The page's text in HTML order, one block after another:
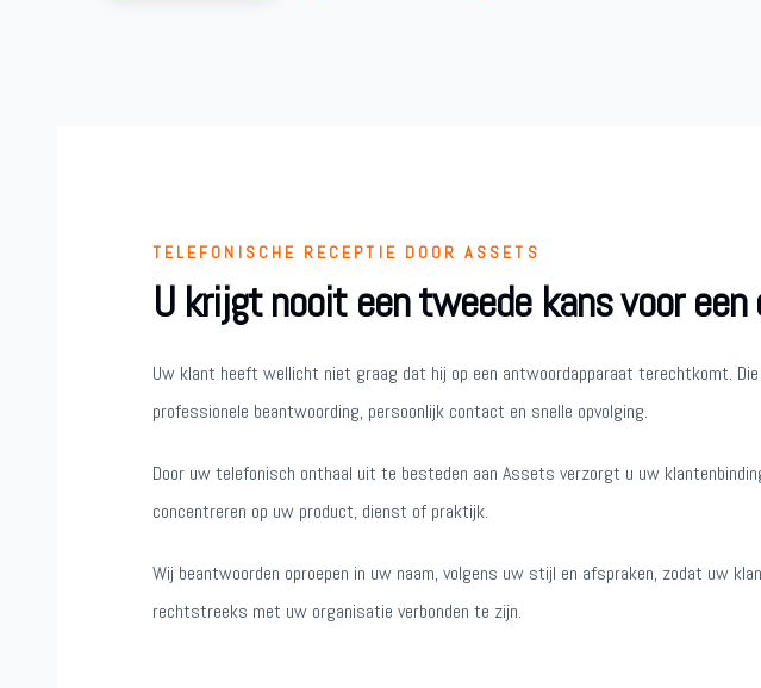
TELEFONISCHE RECEPTIE DOOR ASSETS
U krijgt nooit een tweede kans voor
Uw klant heeft wellicht niet graag dat hij op een antwoordapparaat terechtkomt.
professionele beantwoording, persoonlijk contact en snelle opvolging.
Door uw telefonisch onthaal uit te besteden aan Assets verzorgt u uw
concentreren op uw product, dienst of praktijk.
Wij beantwoorden oproepen in uw naam, volgens uw stijl en afspraken, zodat uw
rechtstreeks met uw organisatie verbonden te zijn.